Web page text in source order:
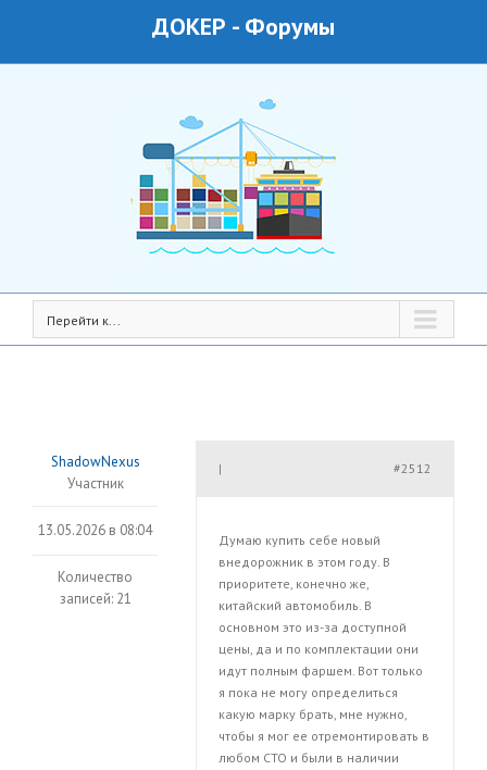
ДОКЕР - Форумы
Перейти к...
ShadowNexus
Участник
13.05.2026 в 08:04
Количество
записей: 21
#2512
|
Думаю купить себе новый
внедорожник в этом году. В
приоритете, конечно же,
китайский автомобиль. В
основном это из-за доступной
цены, да и по комплектации они
идут полным фаршем. Вот только
я пока не могу определиться
какую марку брать, мне нужно,
чтобы я мог ее отремонтировать в
любом СТО и были в наличии